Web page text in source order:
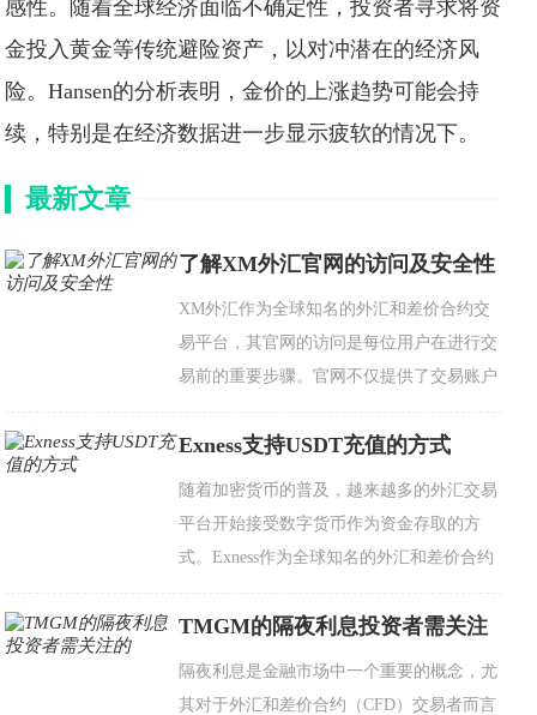
感性。随着全球经济面临不确定性，投资者寻求将资
金投入黄金等传统避险资产，以对冲潜在的经济风
险。Hansen的分析表明，金价的上涨趋势可能会持
续，特别是在经济数据进一步显示疲软的情况下。
最新文章
了解XM外汇官网的访问及安全性
XM外汇作为全球知名的外汇和差价合约交
易平台，其官网的访问是每位用户在进行交
易前的重要步骤。官网不仅提供了交易账户
析工具、交易教
Exness支持USDT充值的方式
随着加密货币的普及，越来越多的外汇交易
平台开始接受数字货币作为资金存取的方
式。Exness作为全球知名的外汇和差价合约
多种支付方式，其中包括U
TMGM的隔夜利息投资者需关注
隔夜利息是金融市场中一个重要的概念，尤
其对于外汇和差价合约（CFD）交易者而言